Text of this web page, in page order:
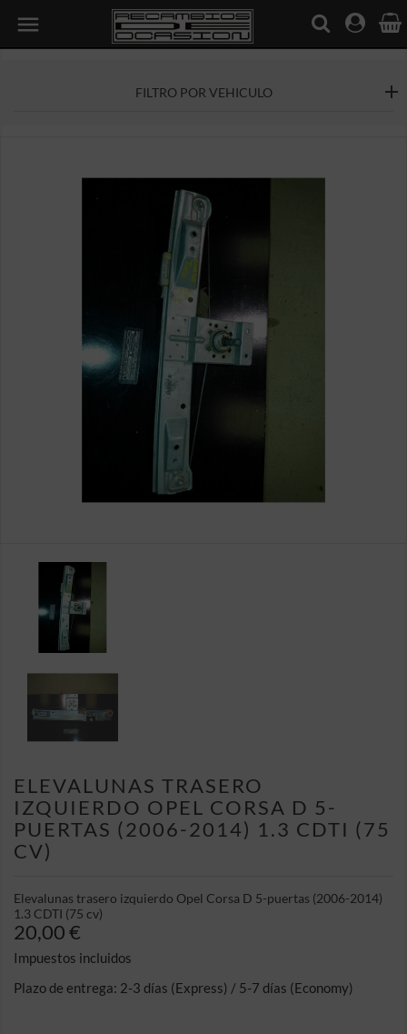

FILTRO POR VEHICULO
ELEVALUNAS TRASERO
IZQUIERDO OPEL CORSA D 5-
PUERTAS (2006-2014) 1.3 CDTI (75
CV)
Elevalunas trasero izquierdo Opel Corsa D 5-puertas (2006-2014)
1.3 CDTI (75 cv)
20,00 €
Impuestos incluidos
Plazo de entrega: 2-3 días (Express) / 5-7 días (Economy)